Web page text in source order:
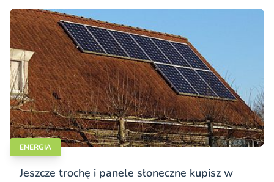
ENERGIA
Jeszcze trochę i panele słoneczne kupisz w